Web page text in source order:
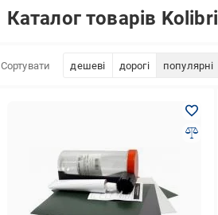
Каталог товарів Kolibri
Сортувати дешеві дорогі популярні